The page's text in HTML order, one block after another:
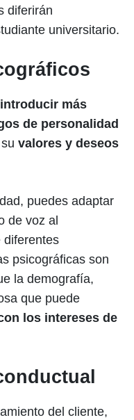
diferirán
universitario.
introducir más
de personalidad
valores y deseos
puedes adaptar
de voz al
diferentes
psicográficas son
la demografía,
que puede
los intereses de
del cliente,